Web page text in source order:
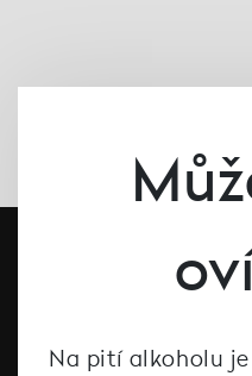
Na pití alkoholu